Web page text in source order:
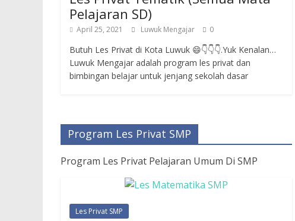
Pelajaran SD)
April 25, 2021 Luwuk Mengajar 0
Butuh Les Privat di Kota Luwuk 😄👇👇👇.Yuk Kenalan…
Luwuk Mengajar adalah program les privat dan
bimbingan belajar untuk jenjang sekolah dasar
Program Les Privat SMP
Program Les Privat Pelajaran Umum Di SMP
Les Privat SMP